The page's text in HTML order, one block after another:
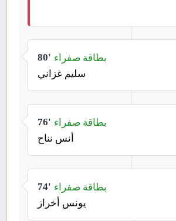
80' بطاقة صفراء
سليم غزاني
76' بطاقة صفراء
أنس نناح
74' بطاقة صفراء
يونس أخراز